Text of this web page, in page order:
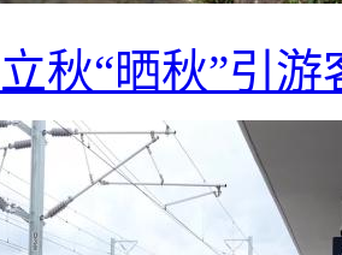
秋“晒秋”引游